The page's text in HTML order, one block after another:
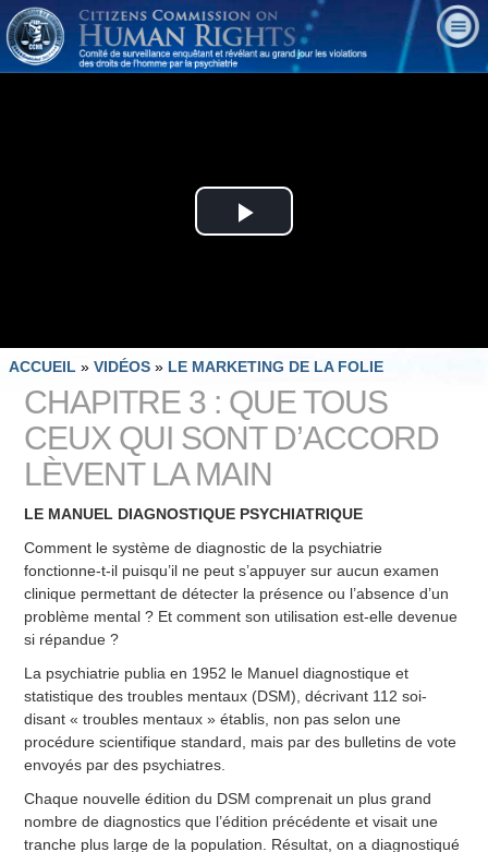
Play
ACCUEIL » VIDÉOS » LE MARKETING DE LA FOLIE
CHAPITRE 3 : QUE TOUS
CEUX QUI SONT D’ACCORD
LÈVENT LA MAIN
LE MANUEL DIAGNOSTIQUE PSYCHIATRIQUE
Comment le système de diagnostic de la psychiatrie
fonctionne-t-il puisqu’il ne peut s’appuyer sur aucun examen
clinique permettant de détecter la présence ou l’absence d’un
problème mental ? Et comment son utilisation est-elle devenue
si répandue ?
La psychiatrie publia en 1952 le Manuel diagnostique et
statistique des troubles mentaux (DSM), décrivant 112 soi-
disant « troubles mentaux » établis, non pas selon une
procédure scientifique standard, mais par des bulletins de vote
envoyés par des psychiatres.
Chaque nouvelle édition du DSM comprenait un plus grand
nombre de diagnostics que l’édition précédente et visait une
tranche plus large de la population. Résultat, on a diagnostiqué